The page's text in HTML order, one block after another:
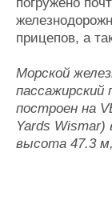
прицепов, а
Морской
пассажирский
построен на
Yards Wismar)
высота 47.3